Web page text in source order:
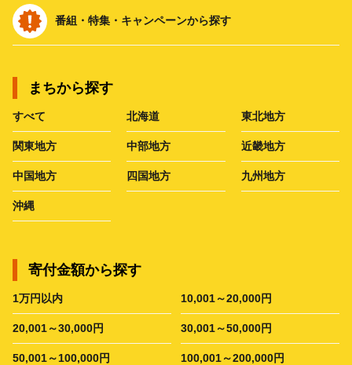
番組・特集・キャンペーンから探す
まちから探す
すべて 北海道 東北地方
関東地方 中部地方 近畿地方
中国地方 四国地方 九州地方
沖縄
寄付金額から探す
1万円以内 10,001～20,000円
20,001～30,000円 30,001～50,000円
50,001～100,000円 100,001～200,000円